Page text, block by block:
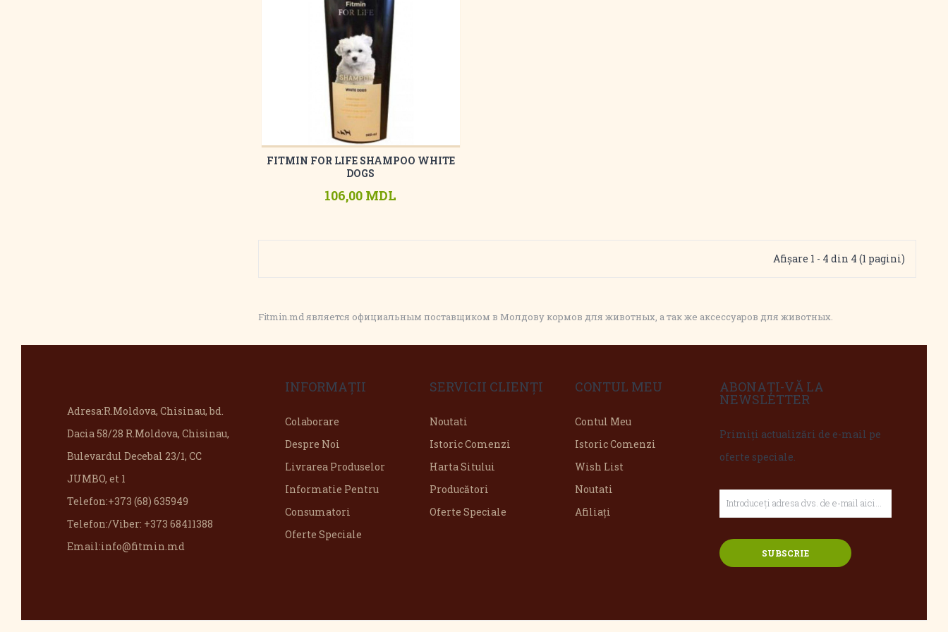
FITMIN FOR LIFE SHAMPOO WHITE
DOGS
106,00 MDL
Afişare 1 - 4 din 4 (1 pagini)
Fitmin.md является официальным поставщиком в Молдову кормов для животных, а так же аксессуаров для животных.
Adresa:R.Moldova, Chisinau, bd.
Dacia 58/28 R.Moldova, Chisinau,
Bulevardul Decebal 23/1, CC
JUMBO, et 1
Telefon:+373 (68) 635949
Telefon:/Viber: +373 68411388
Email:info@fitmin.md
INFORMAŢII
Colaborare
Despre Noi
Livrarea Produselor
Informatie Pentru
Consumatori
Oferte Speciale
SERVICII CLIENŢI
Noutati
Istoric Comenzi
Harta Sitului
Producători
Oferte Speciale
CONTUL MEU
Contul Meu
Istoric Comenzi
Wish List
Noutati
Afiliaţi
ABONAȚI-VĂ LA
NEWSLETTER
Primiți actualizări de e-mail pe
oferte speciale.
SUBSCRIE